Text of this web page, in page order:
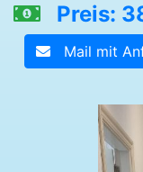
Preis:
Mail mit